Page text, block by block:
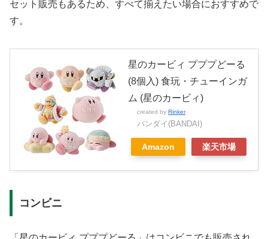
セット販売もあるため、すべて揃えたい場合におすすめで
す。
星のカービィ プププどーる
(8個入) 食玩・チューインガ
ム (星のカービィ)
created by Rinker
バンダイ(BANDAI)
Amazon 楽天市場
コンビニ